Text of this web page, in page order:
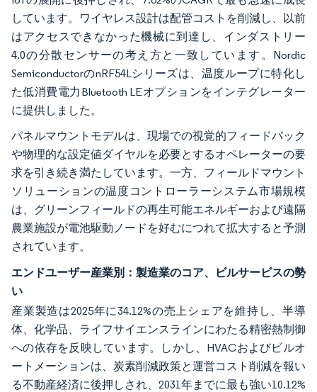
しています。ワイヤレス設計は配管コストを削減し、以前
はアクセスできなかった機械に到達し、インダストリー
4.0の分散センサーの考え方と一致しています。Nordic
SemiconductorのnRF54Lシリーズは、温度ループに特化し
た低消費電力Bluetooth LEオプションをインテグレーター
に提供しました。
パネルマウントモデルは、現場での視覚的フィードバック
や物理的な設定値ダイヤルを必要とするオペレーターの要
求を引き続き満たしています。一方、フィールドマウント
ソリューションの温度コントローラーシステム市場規模
は、グリーンフィールドの再生可能エネルギーおよび遠隔
農業施設が電池駆動ノードを好むにつれて拡大すると予測
されています。
エンドユーザー産業別：製造業のコア、ビルサービスの勢
い
産業製造は2025年に34.12%の売上シェアを維持し、半導
体、化学品、ライフサイエンスラインにわたる精密熱制御
への依存を反映しています。しかし、HVACおよびビルオ
ートメーションは、炭素削減政策と運営コスト削減を報い
る不動産経済に後押しされ、2031年までに最も強い10.12%